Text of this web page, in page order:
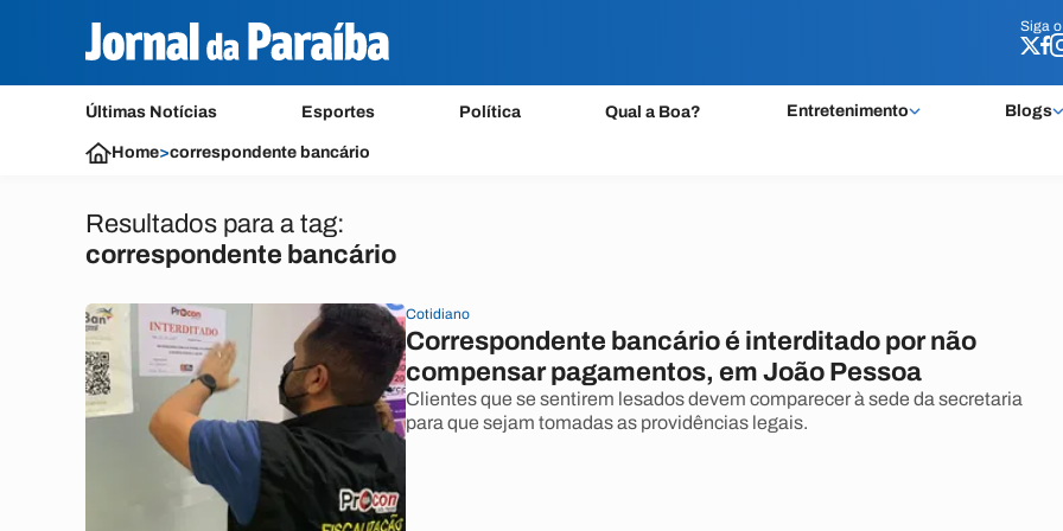
Siga o
Últimas Notícias Esportes Política Qual a Boa? Entretenimento Blogs
Siga o
Home>correspondente bancário
Resultados para a tag:
correspondente bancário
Cotidiano
Correspondente bancário é interditado por não
compensar pagamentos, em João Pessoa
Clientes que se sentirem lesados devem comparecer à sede da secretaria
para que sejam tomadas as providências legais.